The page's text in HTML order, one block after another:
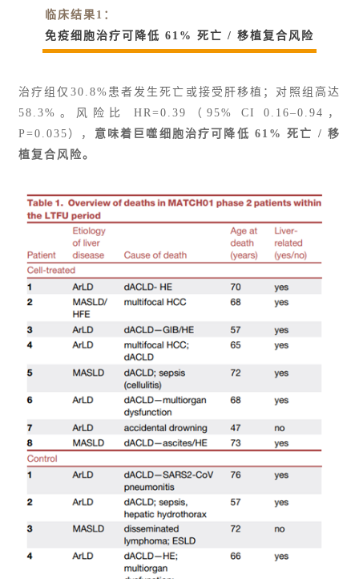
临床结果1：
免疫细胞治疗可降低 61% 死亡 / 移植复合风险
治疗组仅30.8%患者发生死亡或接受肝移植；对照组高达
58.3%。风险比 HR=0.39（95% CI 0.16–0.94，
P=0.035）， 意味着巨噬细胞治疗可降低 61% 死亡 / 移
植复合风险。